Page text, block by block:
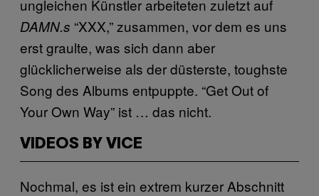
ungleichen Künstler arbeiteten zuletzt auf
DAMN.s “XXX,” zusammen, vor dem es uns
erst graulte, was sich dann aber
glücklicherweise als der düsterste, toughste
Song des Albums entpuppte. “Get Out of
Your Own Way” ist … das nicht.
VIDEOS BY VICE
Nochmal, es ist ein extrem kurzer Abschnitt